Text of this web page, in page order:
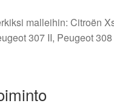
malleihin: Citroën
307 II, Peugeot 308